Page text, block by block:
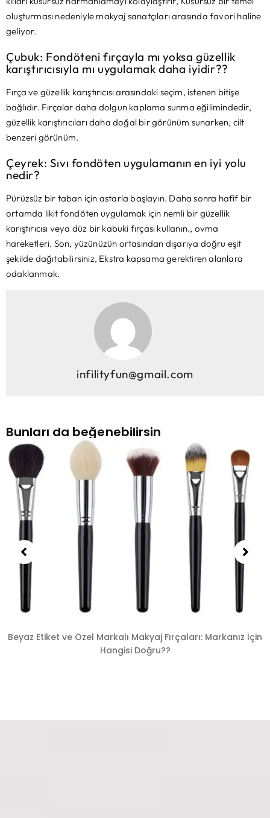
oluşturması nedeniyle makyaj sanatçıları arasında favori haline
geliyor.
Çubuk: Fondöteni fırçayla mı yoksa güzellik
karıştırıcısıyla mı uygulamak daha iyidir??
Fırça ve güzellik karıştırıcısı arasındaki seçim, istenen bitişe
bağlıdır. Fırçalar daha dolgun kaplama sunma eğilimindedir,
güzellik karıştırıcıları daha doğal bir görünüm sunarken, cilt
benzeri görünüm.
Çeyrek: Sıvı fondöten uygulamanın en iyi yolu
nedir?
Pürüzsüz bir taban için astarla başlayın. Daha sonra hafif bir
ortamda likit fondöten uygulamak için nemli bir güzellik
karıştırıcısı veya düz bir kabuki fırçası kullanın., ovma
hareketleri. Son, yüzünüzün ortasından dışarıya doğru eşit
şekilde dağıtabilirsiniz, Ekstra kapsama gerektiren alanlara
odaklanmak.
infilityfun@gmail.com
Bunları da beğenebilirsin
Beyaz Etiket ve Özel Markalı Makyaj Fırçaları: Markanız İçin
Hangisi Doğru??